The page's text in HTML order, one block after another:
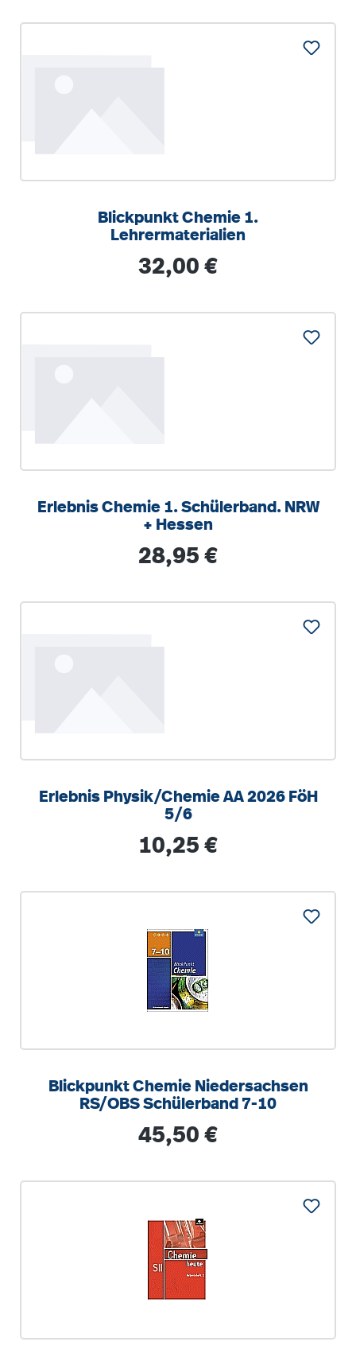
Blickpunkt Chemie 1.
Lehrermaterialien
Regulärer Preis:
32,00 €
Erlebnis Chemie 1. Schülerband. NRW
+ Hessen
Regulärer Preis:
28,95 €
Erlebnis Physik/Chemie AA 2026 FöH
5/6
Regulärer Preis:
10,25 €
Blickpunkt Chemie Niedersachsen
RS/OBS Schülerband 7-10
Regulärer Preis:
45,50 €